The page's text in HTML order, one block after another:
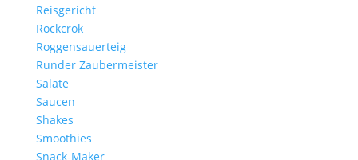
Reisgericht
Rockcrok
Roggensauerteig
Runder Zaubermeister
Salate
Saucen
Shakes
Smoothies
Snack-Maker